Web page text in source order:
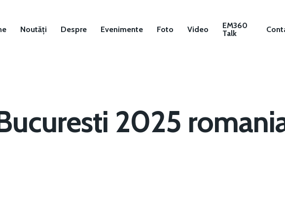
Noutăți Despre Evenimente Foto Video
EM360
Talk
2025